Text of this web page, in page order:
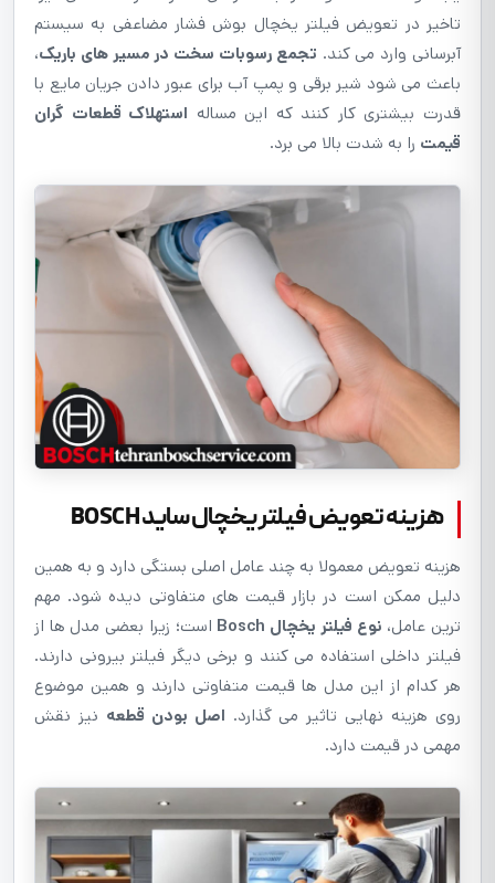
تاخیر در تعویض فیلتر یخچال بوش فشار مضاعفی به سیستم
آبرسانی وارد می کند. تجمع رسوبات سخت در مسیر های باریک،
باعث می شود شیر برقی و پمپ آب برای عبور دادن جریان مایع با
قدرت بیشتری کار کنند که این مساله استهلاک قطعات گران
قیمت را به شدت بالا می برد.
هزینه تعویض فیلتر یخچال ساید BOSCH
هزینه تعویض معمولا به چند عامل اصلی بستگی دارد و به همین
دلیل ممکن است در بازار قیمت های متفاوتی دیده شود. مهم
ترین عامل، نوع فیلتر یخچال Bosch
است؛ زیرا بعضی مدل ها از
فیلتر داخلی استفاده می کنند و برخی دیگر فیلتر بیرونی دارند.
هر کدام از این مدل ها قیمت متفاوتی دارند و همین موضوع
روی هزینه نهایی تاثیر می گذارد. اصل بودن قطعه نیز نقش
مهمی در قیمت دارد.